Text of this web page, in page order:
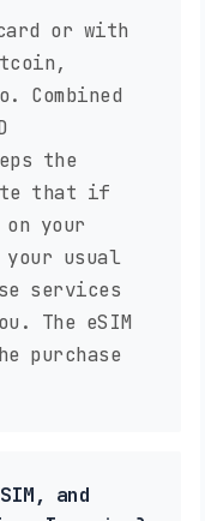
or with
Combined
the
that if
your
your usual
services
The eSIM
purchase
and